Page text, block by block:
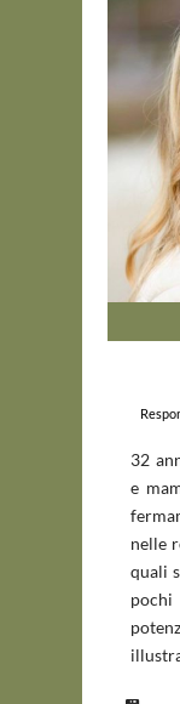
32
e
nelle
quali